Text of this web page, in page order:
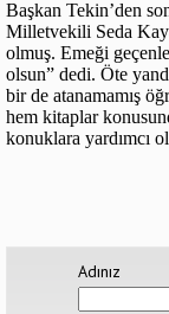
Başkan Tekin’den
Milletvekili Seda
olmuş. Emeği
olsun” dedi. Öte
bir de atanamamış
hem kitaplar
konuklara yardımcı
Adınız